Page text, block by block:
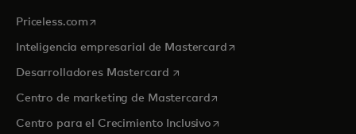
Priceless.com se abre en una pestaña nueva
Inteligencia empresarial de Mastercardse abre en una pestaña
Desarrolladores Mastercard se abre en una pestaña nueva
Centro de marketing de Mastercardse abre en una pestaña
Centro para el Crecimiento Inclusivose abre en una pestaña